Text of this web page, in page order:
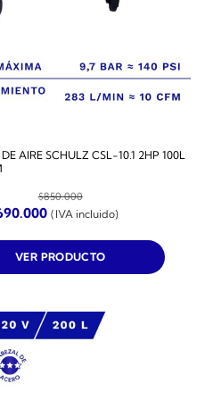
AIRE SCHULZ CSL-10.1 2HP 100L
$850.000
El
precio
actual
es:
$690.000.
(IVA incluido)
VER PRODUCTO